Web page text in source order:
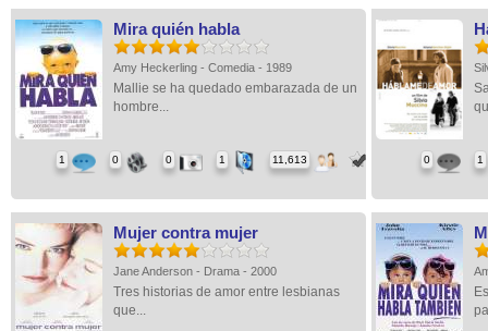
Mira quién habla
Amy Heckerling - Comedia - 1989
Mallie se ha quedado embarazada de un
hombre...
1 0 0 1 11,613 0 1
Mujer contra mujer
Jane Anderson - Drama - 2000
Tres historias de amor entre lesbianas
que...